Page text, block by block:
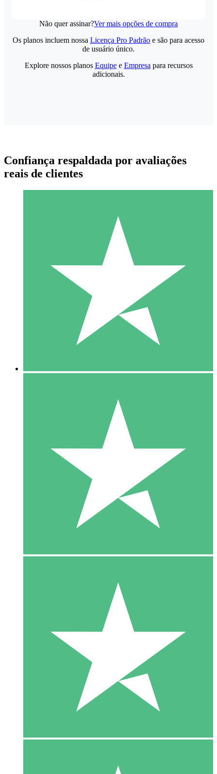
Não quer assinar?Ver mais opções de compra
Pacotes de Créditos Individuais
Pague conforme o uso com créditos de download. Sem
1000
10 Downloads
20 00
Os planos incluem nossa Licença Pro Padrão e são para acesso
de usuário único.
Explore nossos planos Equipee Empresa para recursos
adicionais.
Confiança respaldada por avaliações
reais de clientes